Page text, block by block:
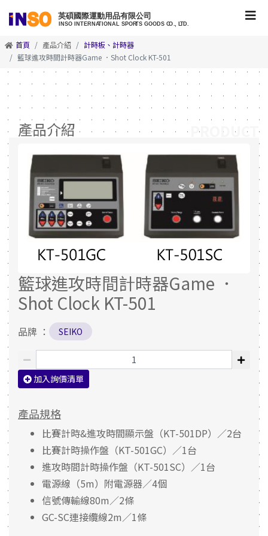
首頁 產品介紹
計時板、計時器
籃球進攻時間計時器Game ．Shot Clock KT-501
產品介紹
籃球進攻時間計時器Game ．
Shot Clock KT-501
品牌 ： SEIKO
加入詢價清單
產品規格
比賽計時&進攻時間顯示盤（KT-501DP）／2台
比賽計時操作盤（KT-501GC）／1台
進攻時間計時操作盤（KT-501SC）／1台
電源線（5m）附電源器／4個
信號傳輸線80m／2條
GC-SC連接纜線2m／1條
PRODUCT